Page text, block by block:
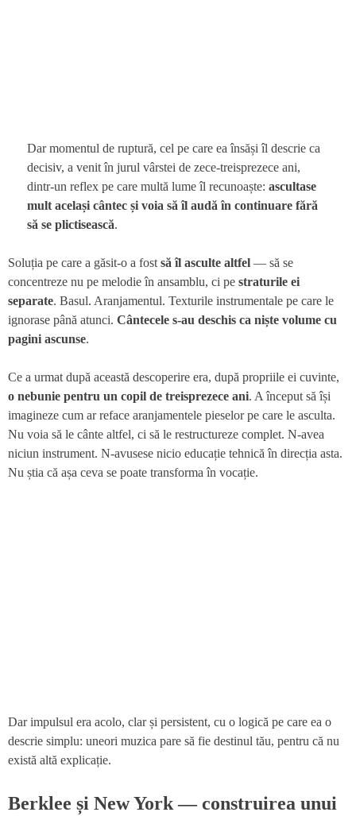
Dar momentul de ruptură, cel pe care ea însăși îl descrie ca
decisiv, a venit în jurul vârstei de zece-treisprezece ani,
dintr-un reflex pe care multă lume îl recunoaște: ascultase
mult același cântec și voia să îl audă în continuare fără
să se plictisească.
Soluția pe care a găsit-o a fost să îl asculte altfel — să se
concentreze nu pe melodie în ansamblu, ci pe straturile ei
separate. Basul. Aranjamentul. Texturile instrumentale pe care le
ignorase până atunci. Cântecele s-au deschis ca niște volume cu
pagini ascunse.
Ce a urmat după această descoperire era, după propriile ei cuvinte,
o nebunie pentru un copil de treisprezece ani. A început să își
imagineze cum ar reface aranjamentele pieselor pe care le asculta.
Nu voia să le cânte altfel, ci să le restructureze complet. N-avea
niciun instrument. N-avusese nicio educație tehnică în direcția asta.
Nu știa că așa ceva se poate transforma în vocație.
Dar impulsul era acolo, clar și persistent, cu o logică pe care ea o
descrie simplu: uneori muzica pare să fie destinul tău, pentru că nu
există altă explicație.
Berklee și New York — construirea unui